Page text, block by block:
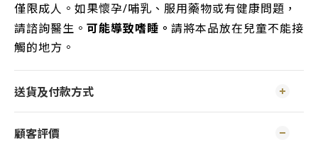
僅限成人。如果懷孕/哺乳、服用藥物或有健康問題，
請諮詢醫生。 可能導致嗜睡。 請將本品放在兒童不能接
觸的地方。
送貨及付款方式
顧客評價